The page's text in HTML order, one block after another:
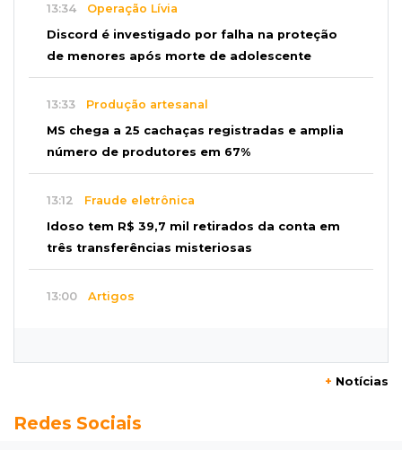
13:34 Operação Lívia
Discord é investigado por falha na proteção
de menores após morte de adolescente
13:33 Produção artesanal
MS chega a 25 cachaças registradas e amplia
número de produtores em 67%
13:12 Fraude eletrônica
Idoso tem R$ 39,7 mil retirados da conta em
três transferências misteriosas
13:00 Artigos
sem energia em Campo Grande
+ Notícias
Redes Sociais